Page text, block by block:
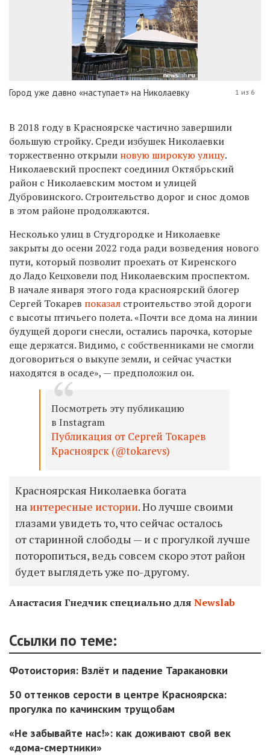
Город уже давно «наступает» на Николаевку 1 из 6
В 2018 году в Красноярске частично завершили
большую стройку. Среди избушек Николаевки
торжественно открыли новую широкую улицу.
Николаевский проспект соединил Октябрьский
район с Николаевским мостом и улицей
Дубровинского. Строительство дорог и снос домов
в этом районе продолжаются.
Несколько улиц в Студгородке и Николаевке
закрыты до осени 2022 года ради возведения нового
пути, который позволит проехать от Киренского
до Ладо Кецховели под Николаевским проспектом.
В начале января этого года красноярский блогер
Сергей Токарев показал строительство этой дороги
с высоты птичьего полета. «Почти все дома на линии
будущей дороги снесли, остались парочка, которые
еще держатся. Видимо, с собственниками не смогли
договориться о выкупе земли, и сейчас участки
находятся в осаде», — предположил он.
Посмотреть эту публикацию
в Instagram
Публикация от Сергей Токарев
Красноярск (@tokarevs)
Красноярская Николаевка богата
на интересные истории. Но лучше своими
глазами увидеть то, что сейчас осталось
от старинной слободы — и с прогулкой лучше
поторопиться, ведь совсем скоро этот район
будет выглядеть уже по-другому.
Анастасия Гнедчик специально для Newslab
Ссылки по теме:
Фотоистория: Взлёт и падение Таракановки
50 оттенков серости в центре Красноярска:
прогулка по качинским трущобам
«Не забывайте нас!»: как доживают свой век
«дома-смертники»